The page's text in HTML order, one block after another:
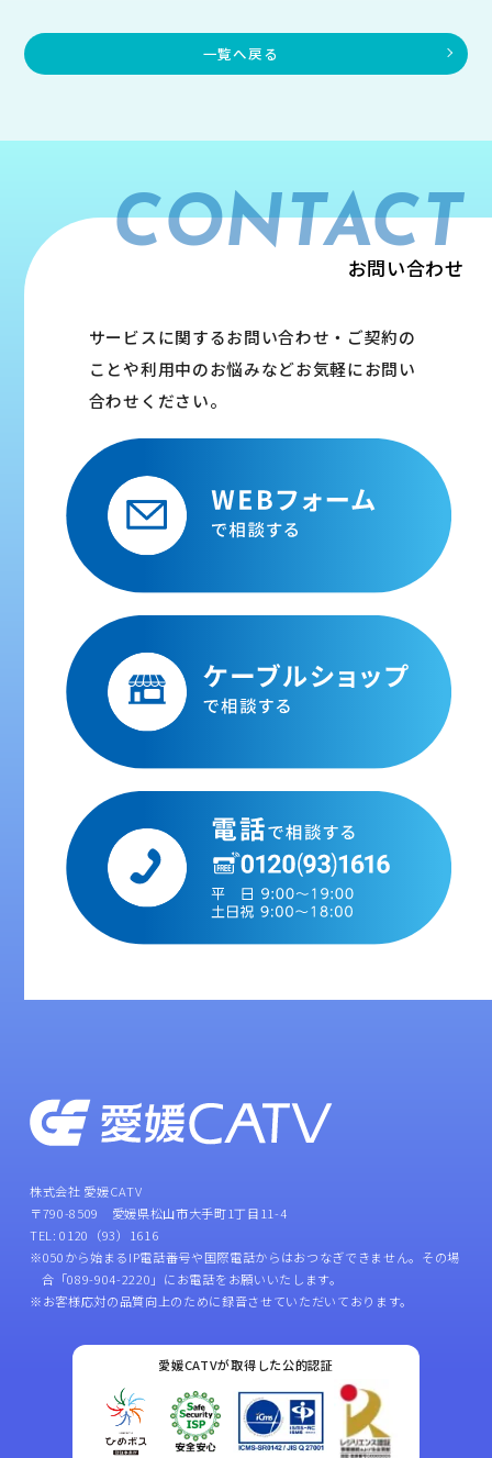
一覧へ戻る
CONTACT
お問い合わせ
サービスに関するお問い合わせ・ご契約の
ことや利用中のお悩みなどお気軽にお問い
合わせください。
株式会社 愛媛CATV
〒790-8509 愛媛県松山市大手町1丁目11-4
TEL: 0120（93）1616
※050から始まるIP電話番号や国際電話からはおつなぎできません。その場
合「089-904-2220」にお電話をお願いいたします。
※お客様応対の品質向上のために録音させていただいております。
愛媛CATVが取得した公的認証